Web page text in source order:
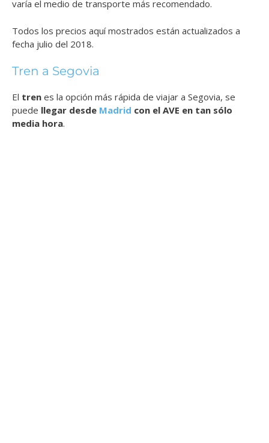
varía el medio de transporte más recomendado.
Todos los precios aquí mostrados están actualizados a
fecha julio del 2018.
Tren a Segovia
El tren es la opción más rápida de viajar a Segovia, se
puede llegar desde Madrid con el AVE en tan sólo
media hora.